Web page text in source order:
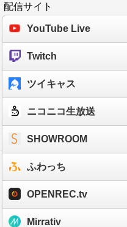
配信サイト
YouTube Live
Twitch
ツイキャス
ニコニコ生放送
SHOWROOM
ふわっち
OPENREC.tv
Mirrativ